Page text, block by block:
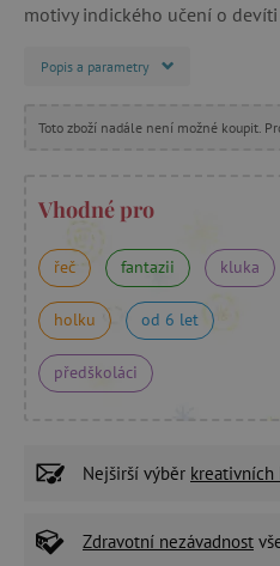
motivy indického učení o
Popis a parametry
Toto zboží nadále není možné koupit.
Vhodné pro
řeč fantazii kluka
holku od 6 let
předškoláci
Nejširší výběr kreativních
Zdravotní nezávadnost